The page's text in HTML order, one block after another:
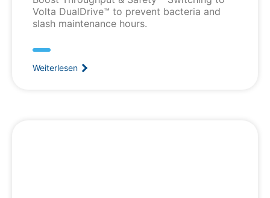
Volta DualDrive™ to prevent bacteria and
slash maintenance hours.
Weiterlesen